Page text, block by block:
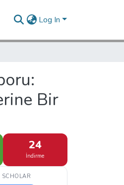
Log In
Bir
24
İndirme
SCHOLAR